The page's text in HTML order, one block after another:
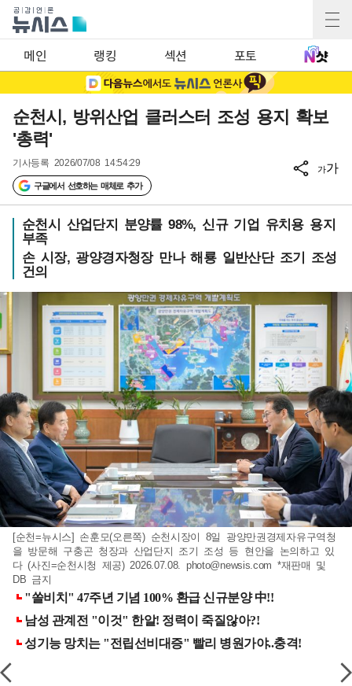
메인 랭킹 섹션 포토
순천시, 방위산업 클러스터 조성 용지 확보
'총력'
기사등록 2026/07/08 14:54:29
구글에서 선호하는 매체로 추가
가가
순천시 산업단지 분양률 98%, 신규 기업 유치용 용지
부족
손 시장, 광양경자청장 만나 해룡 일반산단 조기 조성
건의
[순천=뉴시스] 손훈모(오른쪽) 순천시장이 8일 광양만권경제자유구역청
을 방문해 구충곤 청장과 산업단지 조기 조성 등 현안을 논의하고 있
다 (사진=순천시청 제공) 2026.07.08. photo@newsis.com *재판매 및
DB 금지